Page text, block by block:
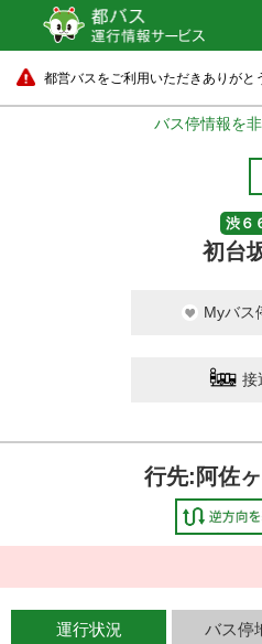
都営バスをご利用いただきありがと
バス停情報を
渋６
初台
Myバス
接
行先:阿佐
運行状況 バス停